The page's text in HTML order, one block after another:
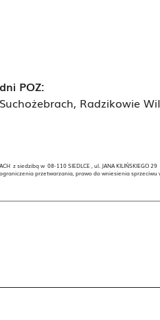
POZ:
Radzikowie
z siedzibą w 08-110 SIEDLCE , ul. JANA KILIŃSKIEGO
przetwarzania, prawo do wniesienia sprzeciwu